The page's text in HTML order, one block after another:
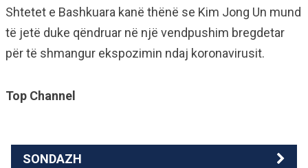
Shtetet e Bashkuara kanë thënë se Kim Jong Un mund
të jetë duke qëndruar në një vendpushim bregdetar
për të shmangur ekspozimin ndaj koronavirusit.
Top Channel
SONDAZH